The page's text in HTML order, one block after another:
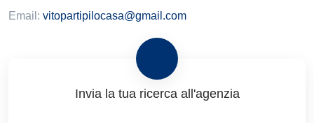
Email: vitopartipilocasa@gmail.com
Invia la tua ricerca all'agenzia